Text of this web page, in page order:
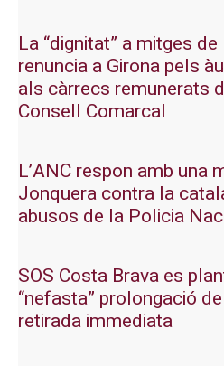
La “dignitat” a mitges
renuncia a Girona pels
als càrrecs remunerats
Consell Comarcal
L’ANC respon amb una
Jonquera contra la
abusos de la Policia
SOS Costa Brava es
“nefasta” prolongació
retirada immediata